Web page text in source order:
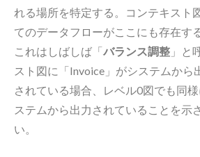
れる場所を特定する。コンテキスト
てのデータフローがここにも存在す
これはしばしば「バランス調整 」と
スト図に「Invoice」がシステムから
されている場合、レベル0図でも同
ステムから出力されていることを示
い。